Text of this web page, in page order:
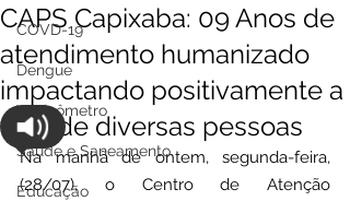
COVD-19
Dengue
Vacinômetro
Saúde e Saneamento
Educação
CAPS Capixaba: 09 Anos de
atendimento humanizado
impactando positivamente a
vida de diversas pessoas
Na manhã de ontem, segunda-feira,
(28/07), o Centro de Atenção